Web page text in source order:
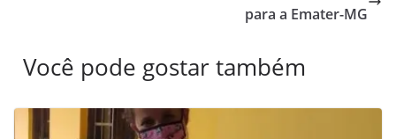
para a Emater-MG
Você pode gostar também